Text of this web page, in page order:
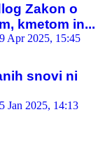
Zakon o
kmetom in...
Apr 2025, 15:45
snovi ni
Jan 2025, 14:13